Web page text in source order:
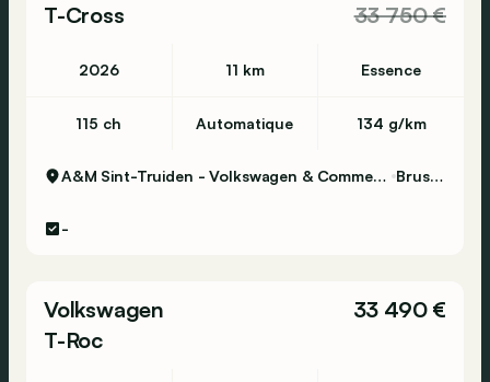
T-Cross
33 750 €
2026 11 km Essence
115 ch Automatique 134 g/km
A&M Sint-Truiden - Volkswagen & Commercial Vehicles Brustem
-
Volkswagen
T-Roc
33 490 €